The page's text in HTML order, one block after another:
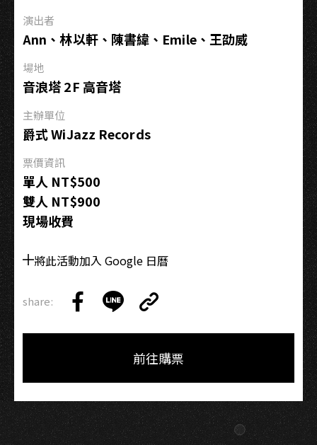
微
巡
演
—
暖
場
《水
循
環
That
演出者
Ann、林以軒、陳書緯、Emile、王劭威
場地
音浪塔 2F 高音塔
主辦單位
爵式 WiJazz Records
票價資訊
單人 NT$500
雙人 NT$900
現場收費
將此活動加入 Google 日曆
share:
on
on
Link
Copy
前往購票